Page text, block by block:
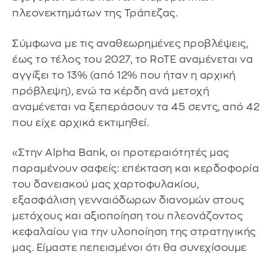
πλεονεκτημάτων της Τράπεζας.
Σύμφωνα με τις αναθεωρημένες προβλέψεις,
έως το τέλος του 2027, το RoTE αναμένεται να
αγγίξει το 13% (από 12% που ήταν η αρχική
πρόβλεψη), ενώ τα κέρδη ανά μετοχή
αναμένεται να ξεπεράσουν τα 45 σεντς, από 42
που είχε αρχικά εκτιμηθεί.
«Στην Alpha Bank, οι προτεραιότητές μας
παραμένουν σαφείς: επέκταση και κερδοφορία
του δανειακού μας χαρτοφυλακίου,
εξασφάλιση γενναιόδωρων διανομών στους
μετόχους και αξιοποίηση του πλεονάζοντος
κεφαλαίου για την υλοποίηση της στρατηγικής
μας. Είμαστε πεπεισμένοι ότι θα συνεχίσουμε